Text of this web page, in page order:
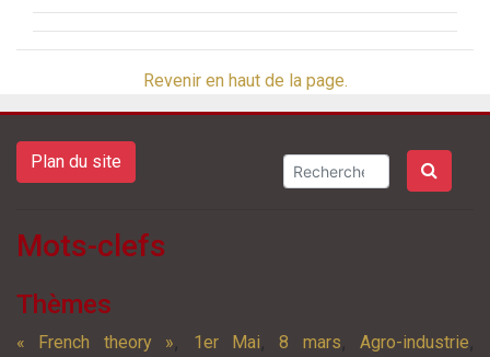
Revenir en haut de la page.
Plan du site
Mots-clefs
Thèmes
« French theory », 1er Mai,8 mars, Agro-industrie,